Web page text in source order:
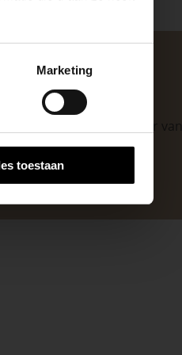
Marketing
toestaan
leverancier van
.
jouw